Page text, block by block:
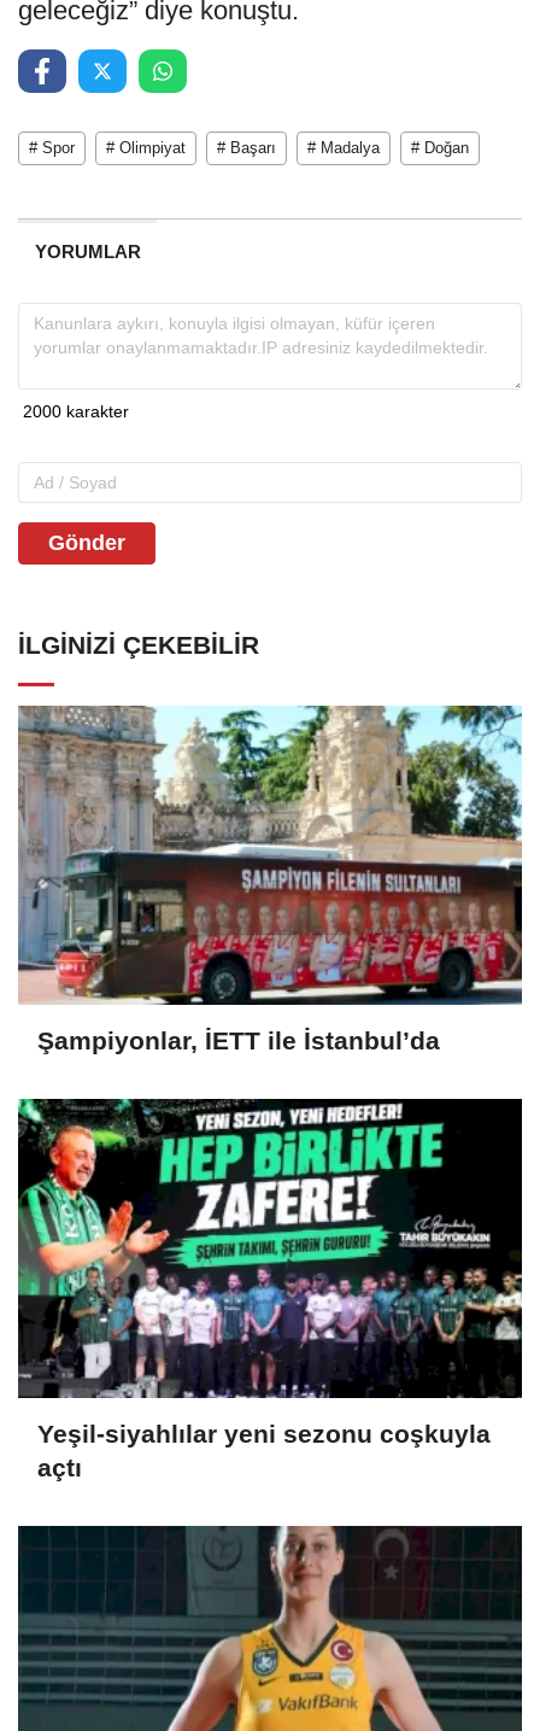
geleceğiz” diye konuştu.
# Spor # Olimpiyat # Başarı # Madalya # Doğan
YORUMLAR
Gönder
İLGINIZI ÇEKEBILIR
Şampiyonlar, İETT ile İstanbul’da
Yeşil-siyahlılar yeni sezonu coşkuyla
açtı